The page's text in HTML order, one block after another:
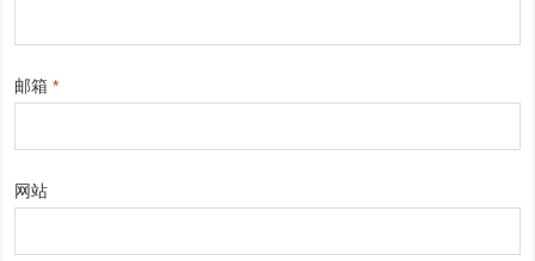
邮箱*
网站